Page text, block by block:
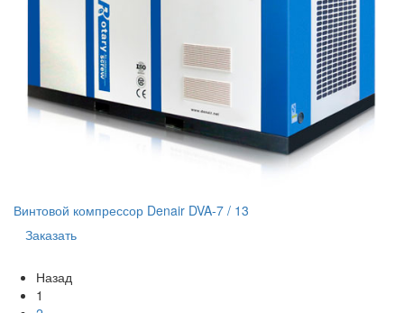
Винтовой компрессор Denair DVA-7 / 13
Заказать
Назад
1